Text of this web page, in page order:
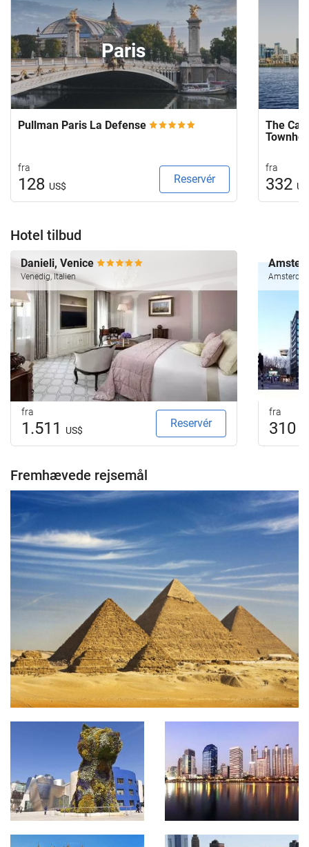
Paris
Pullman Paris La Defense
fra
128 US$
Reservér
The
fra
332
Hotel tilbud
Danieli, Venice
Venedig, Italien
fra
1.511 US$
Reservér
fra
310
Fremhævede rejsemål